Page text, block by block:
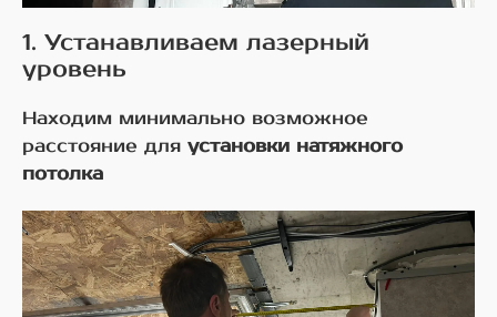
1. Устанавливаем лазерный
уровень
Находим минимально возможное
расстояние для установки натяжного
потолка